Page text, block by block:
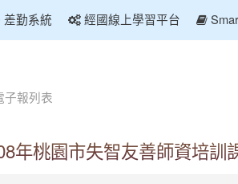
差勤系統 經國線上學習平台
子報列表
年桃園市失智友善師資培